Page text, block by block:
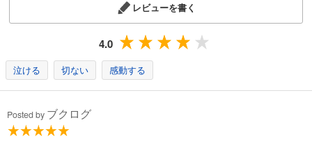
・在宅医療の病院を選ぶ時の決め手「看取り率」とは？
・「医療用麻薬」があれば痛みに苦しまなくていい
・最期まで自分の足で歩くための「歩き方」etc.
最期を自宅で迎えるために準備しておきたい「37のチェックリスト」収
録
※電子書籍なので、本文中に書き込むことはできません。必要に応じてメ
モ用紙などをご用意ください。
レビューを書く
4.0
泣ける 切ない 感動する
Posted by ブクログ